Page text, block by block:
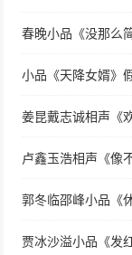
春晚小品《没那么
小品《天降女婿》
姜昆戴志诚相声《
卢鑫玉浩相声《像
贾冰沙溢小品《发